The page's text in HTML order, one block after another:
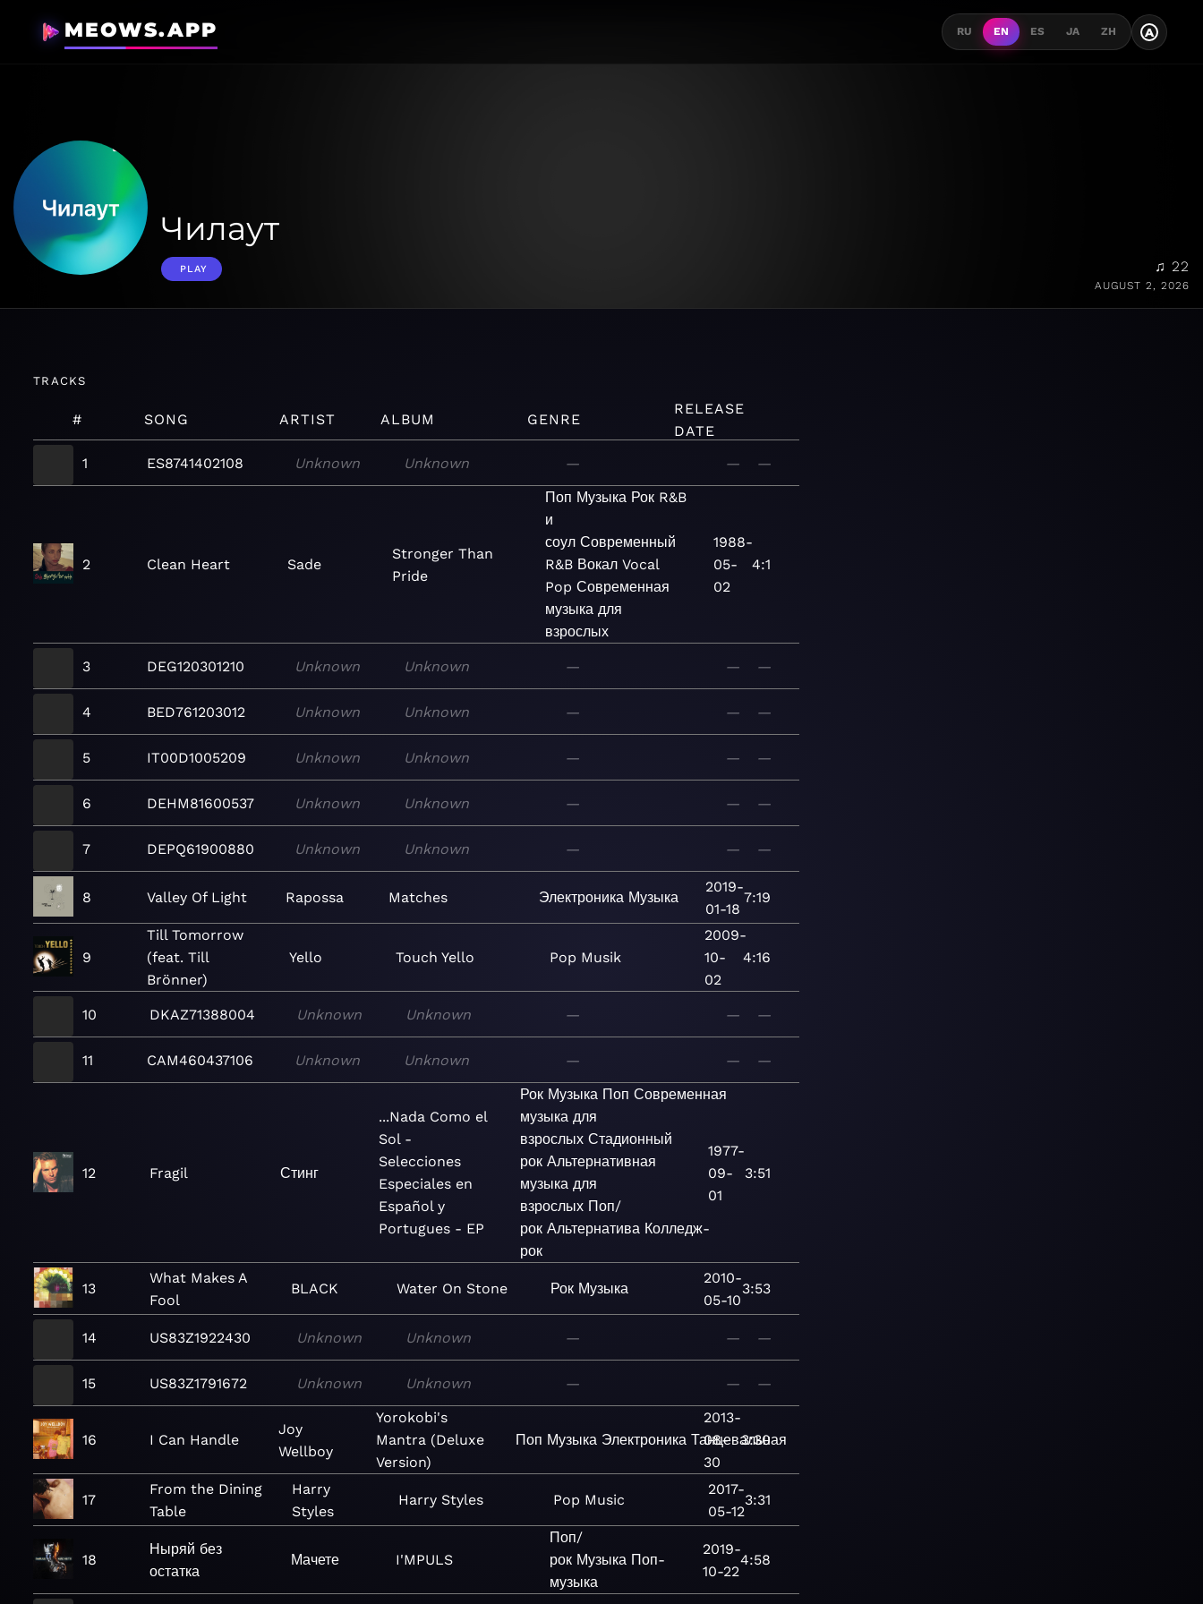
MEOWS.APP RU EN ES JA ZH A
Чилаут
PLAY ♫ 22
AUGUST 2, 2026
TRACKS
# SONG ARTIST ALBUM GENRE
RELEASE
DATE
1
ES8741402108 Unknown Unknown — — —
2 Clean Heart Sade
Stronger Than
Pride
Поп Музыка Рок R&B
и
соул Современный
R&B Вокал Vocal
Pop Современная
музыка для
взрослых
1988-
05-
02
4:1
3 DEG120301210 Unknown Unknown — — —
4 BED761203012 Unknown Unknown — — —
5 IT00D1005209 Unknown Unknown — — —
6 DEHM81600537 Unknown Unknown — — —
7 DEPQ61900880 Unknown Unknown — — —
8 Valley Of Light Rapossa Matches Электроника Музыка
2019-
01-18
7:19
9
Till Tomorrow
(feat. Till
Brönner)
Yello Touch Yello Pop Musik
2009-
10-
02
4:16
10 DKAZ71388004 Unknown Unknown — — —
11 CAM460437106 Unknown Unknown — — —
12 Fragil Стинг
...Nada Como el
Sol -
Selecciones
Especiales en
Español y
Portugues - EP
Рок Музыка Поп Современная
музыка для
взрослых Стадионный
рок Альтернативная
музыка для
взрослых Поп/
рок Альтернатива Колледж-
рок
1977-
09-
01
3:51
13
What Makes A
Fool
BLACK Water On Stone Рок Музыка
2010-
05-10
3:53
14 US83Z1922430 Unknown Unknown — — —
15 US83Z1791672 Unknown Unknown — — —
16 I Can Handle
Joy
Wellboy
Yorokobi's
Mantra (Deluxe
Version)
Поп Музыка Электроника Танцевальная
2013-
08-
30
3:30
17
From the Dining
Table
Harry
Styles
Harry Styles Pop Music
2017-
05-12
3:31
18
Ныряй без
остатка
Мачете I'MPULS
Поп/
рок Музыка Поп-
музыка
2019-
10-22
4:58